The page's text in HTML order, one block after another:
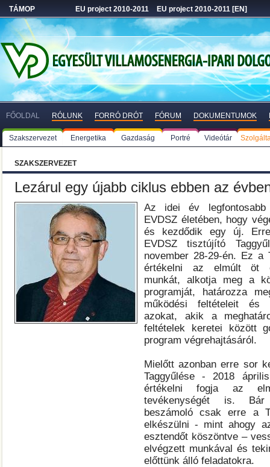
TÁMOP EU project 2010-2011 EU project 2010-2011 [EN]
FŐOLDAL RÓLUNK FORRÓ DRÓT FÓRUM DOKUMENTUMOK
Szakszervezet Energetika Gazdaság Portré Videótár
SZAKSZERVEZET
Lezárul egy újabb ciklus ebben az
Az idei év legfontosabb
EVDSZ életében, hogy
és kezdődik egy új.
EVDSZ tisztújító
november 28-29-én. Ez a
értékelni az elmúlt öt
munkát, alkotja meg a
programját, határozza
működési feltételeit és
azokat, akik a
feltételek keretei között
program végrehajtásáról.
Mielőtt azonban erre sor
Taggyűlése - 2018
értékelni fogja az
tevékenységét is.
beszámoló csak erre a
elkészülni - mint ahogy
esztendőt köszöntve –
elvégzett munkával és
előttünk álló feladatokra.